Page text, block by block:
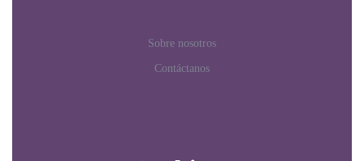
Sobre nosotros
Contáctanos